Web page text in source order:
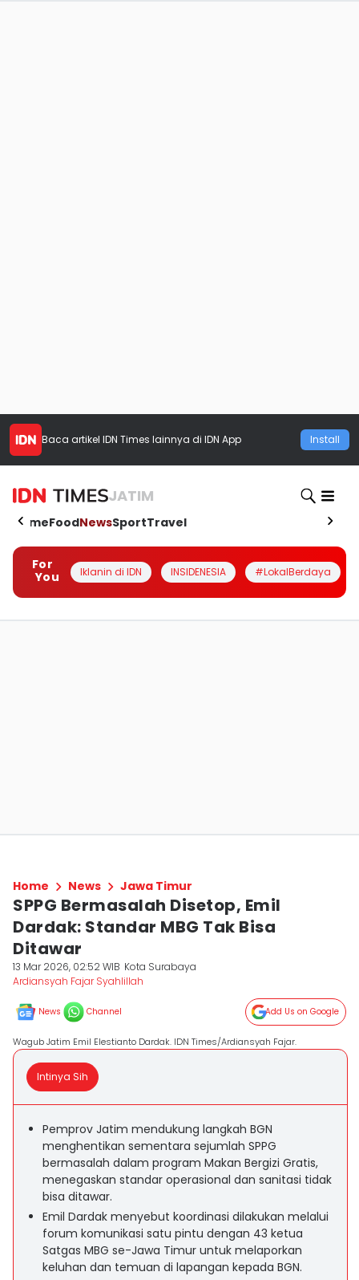
Baca artikel IDN Times lainnya di IDN App Install
JATIM
HomeFoodNewsSportTravel
For
You
Iklanin di IDN INSIDENESIA #LokalBerdaya
Home News Jawa Timur
SPPG Bermasalah Disetop, Emil
Dardak: Standar MBG Tak Bisa
Ditawar
13 Mar 2026, 02:52 WIB Kota Surabaya
Ardiansyah Fajar Syahlillah
News Channel Add Us on Google
Wagub Jatim Emil Elestianto Dardak. IDN Times/Ardiansyah Fajar.
Intinya Sih
Pemprov Jatim mendukung langkah BGN
menghentikan sementara sejumlah SPPG
bermasalah dalam program Makan Bergizi Gratis,
menegaskan standar operasional dan sanitasi tidak
bisa ditawar.
Emil Dardak menyebut koordinasi dilakukan melalui
forum komunikasi satu pintu dengan 43 ketua
Satgas MBG se-Jawa Timur untuk melaporkan
keluhan dan temuan di lapangan kepada BGN.